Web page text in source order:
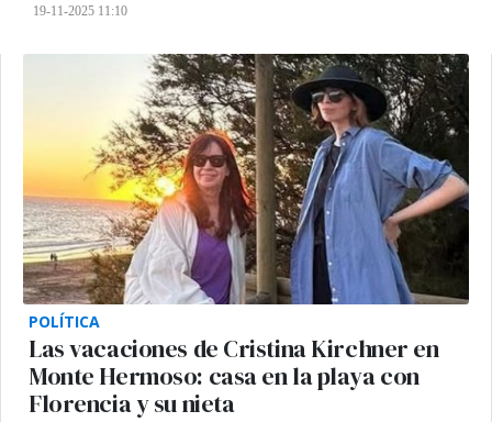
19-11-2025 11:10
POLÍTICA
Las vacaciones de Cristina Kirchner en
Monte Hermoso: casa en la playa con
Florencia y su nieta